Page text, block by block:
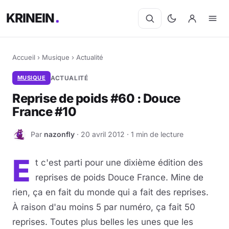
KRINEIN
Accueil › Musique › Actualité
MUSIQUE ACTUALITÉ
Reprise de poids #60 : Douce
France #10
N Par nazonfly · 20 avril 2012 · 1 min de lecture
E t c'est parti pour une dixième édition des
reprises de poids Douce France. Mine de
rien, ça en fait du monde qui a fait des reprises.
À raison d'au moins 5 par numéro, ça fait 50
reprises. Toutes plus belles les unes que les